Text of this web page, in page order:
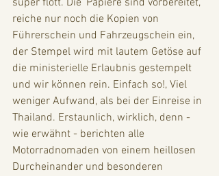
super flott. Die 'Papiere sind vorbereitet,
reiche nur noch die Kopien von
Führerschein und Fahrzeugschein ein,
der Stempel wird mit lautem Getöse auf
die ministerielle Erlaubnis gestempelt
und wir können rein. Einfach so!, Viel
weniger Aufwand, als bei der Einreise in
Thailand. Erstaunlich, wirklich, denn -
wie erwähnt - berichten alle
Motorradnomaden von einem heillosen
Durcheinander und besonderen